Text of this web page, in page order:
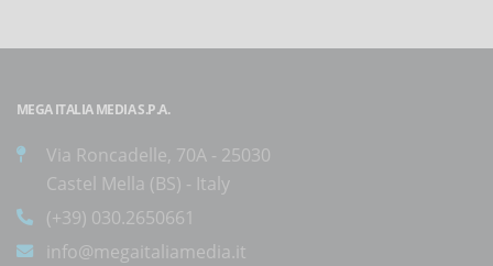
MEGA ITALIA MEDIA S.P.A.
Via Roncadelle, 70A - 25030
Castel Mella (BS) - Italy
(+39) 030.2650661
info@megaitaliamedia.it